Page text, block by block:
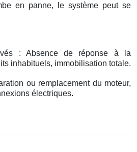
en panne, le système peut se
: Absence de réponse à la
inhabituels, immobilisation totale.
ou remplacement du moteur,
électriques.